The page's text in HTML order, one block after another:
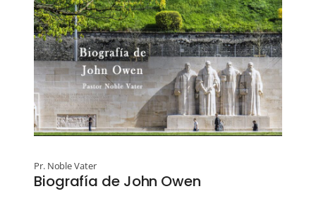
Pr. Noble Vater
Biografía de John Owen